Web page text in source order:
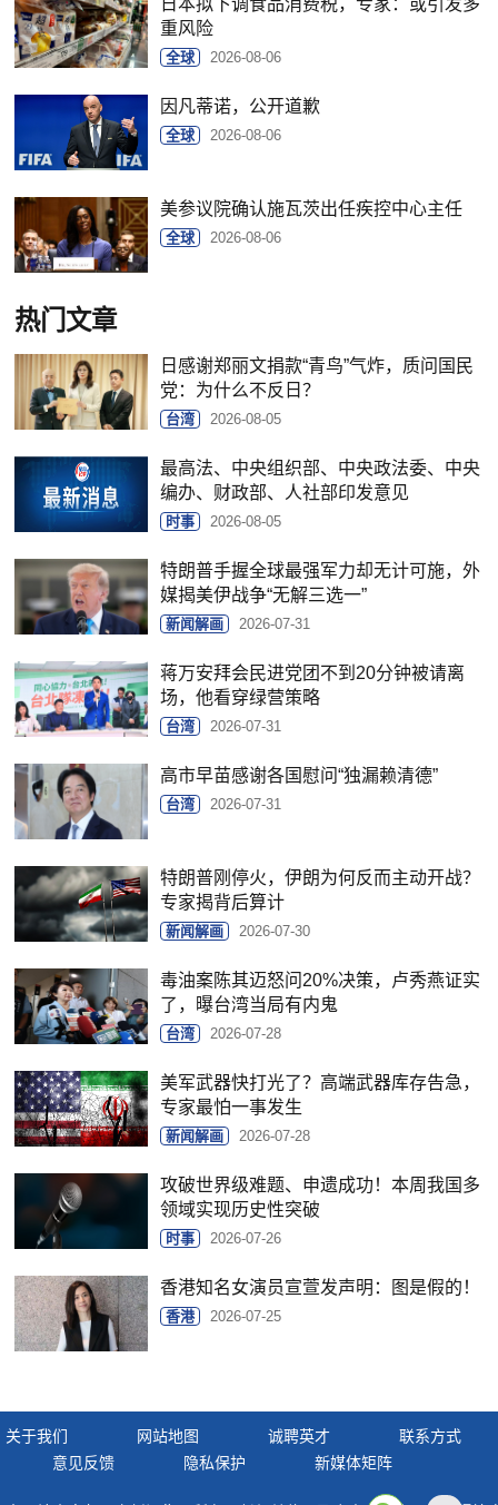
重风险
全球 2026-08-06
因凡蒂诺，公开道歉
全球 2026-08-06
美参议院确认施瓦茨出任疾控中心主任
全球 2026-08-06
热门文章
日感谢郑丽文捐款“青鸟”气炸，质问国民
党：为什么不反日？
台湾 2026-08-05
最高法、中央组织部、中央政法委、中央
编办、财政部、人社部印发意见
时事 2026-08-05
特朗普手握全球最强军力却无计可施，外
媒揭美伊战争“无解三选一”
新闻解画 2026-07-31
蒋万安拜会民进党团不到20分钟被请离
场，他看穿绿营策略
台湾 2026-07-31
高市早苗感谢各国慰问“独漏赖清德”
台湾 2026-07-31
特朗普刚停火，伊朗为何反而主动开战？
专家揭背后算计
新闻解画 2026-07-30
毒油案陈其迈怒问20%决策，卢秀燕证实
了，曝台湾当局有内鬼
台湾 2026-07-28
美军武器快打光了？高端武器库存告急，
专家最怕一事发生
新闻解画 2026-07-28
攻破世界级难题、申遗成功！本周我国多
领域实现历史性突破
时事 2026-07-26
香港知名女演员宣萱发声明：图是假的！
香港 2026-07-25
关于我们 网站地图 诚聘英才
联系方式
意见反馈
隐私保护 新媒体矩阵